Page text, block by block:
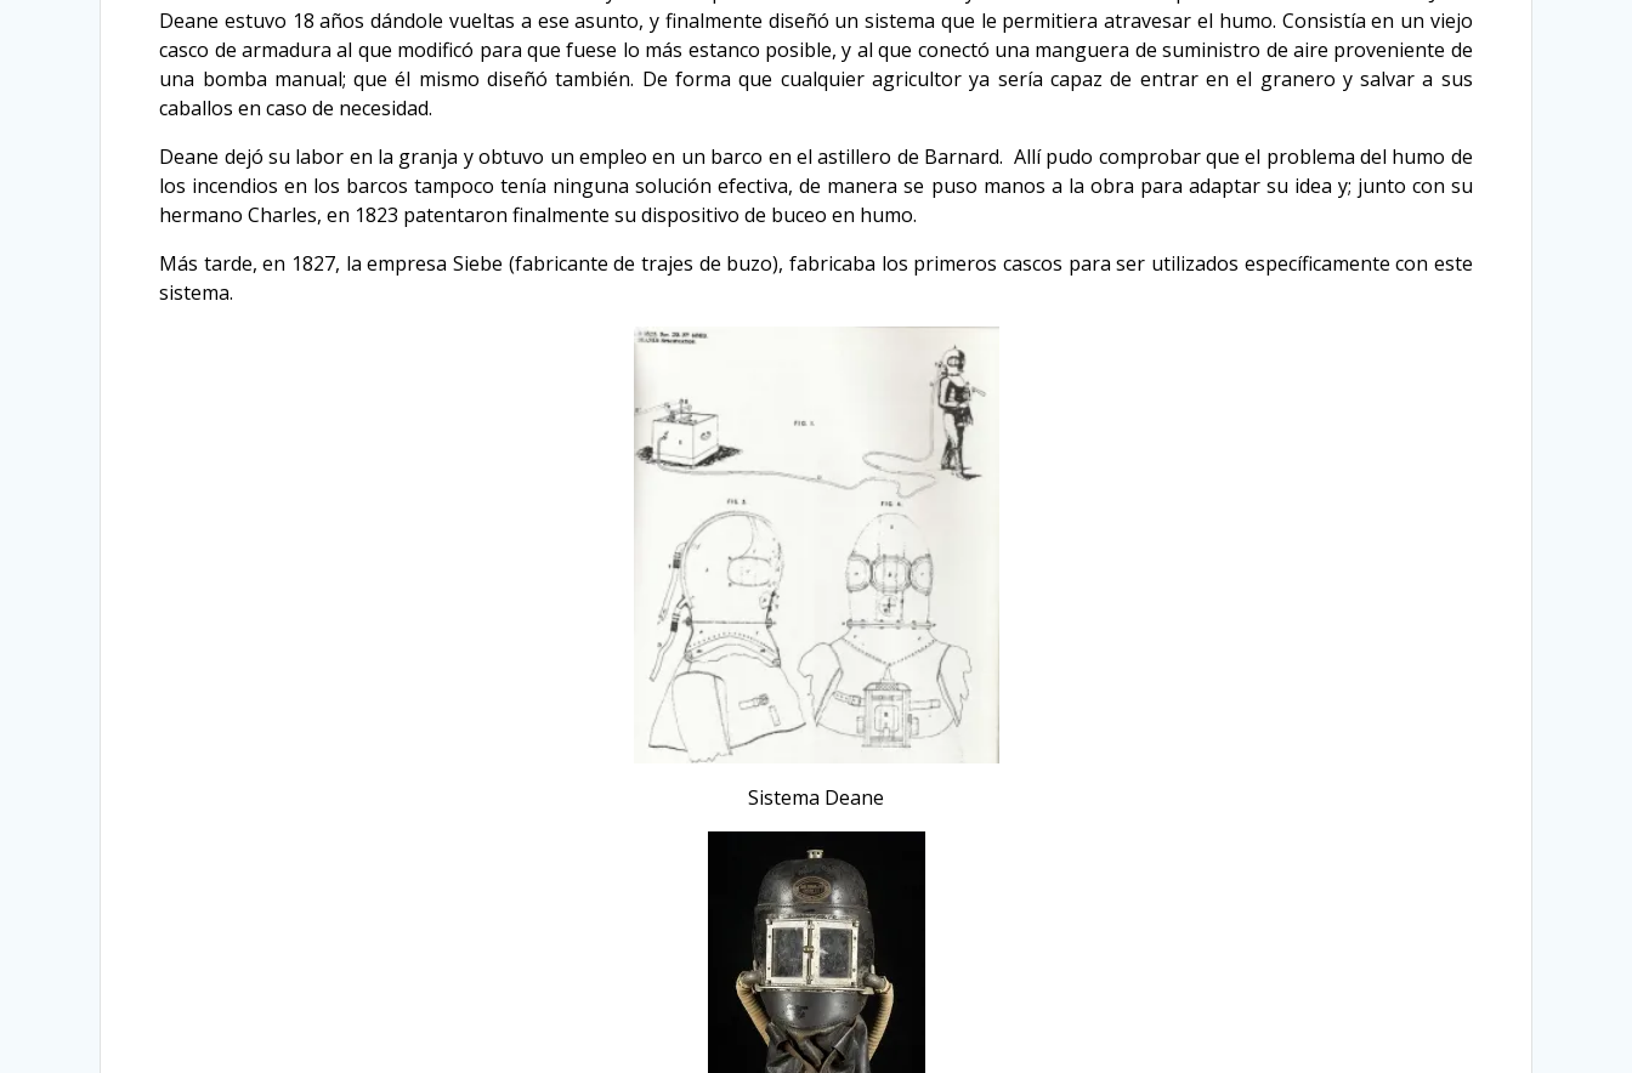
Deane estuvo 18 años dándole vueltas a ese asunto, y finalmente diseñó un sistema que le permitiera atravesar el humo. Consistía en un viejo
casco de armadura al que modificó para que fuese lo más estanco posible, y al que conectó una manguera de suministro de aire proveniente de
una bomba manual; que él mismo diseñó también. De forma que cualquier agricultor ya sería capaz de entrar en el granero y salvar a sus
caballos en caso de necesidad.
Deane dejó su labor en la granja y obtuvo un empleo en un barco en el astillero de Barnard. Allí pudo comprobar que el problema del humo de
los incendios en los barcos tampoco tenía ninguna solución efectiva, de manera se puso manos a la obra para adaptar su idea y; junto con su
hermano Charles, en 1823 patentaron finalmente su dispositivo de buceo en humo.
Más tarde, en 1827, la empresa Siebe (fabricante de trajes de buzo), fabricaba los primeros cascos para ser utilizados específicamente con este
sistema.
Sistema Deane